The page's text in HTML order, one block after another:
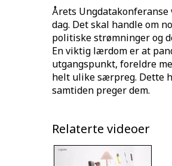
Årets
dag. Det skal handle om
politiske strømninger og
En viktig lærdom er at
utgangspunkt, foreldre
helt ulike særpreg. Dette
samtiden preger dem.
Relaterte videoer